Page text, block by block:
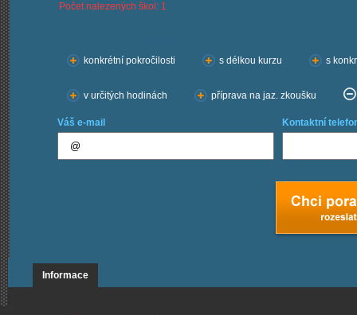
Počet nalezených škol: 1
konkrétní pokročilosti
s délkou kurzu s
v určitých hodinách příprava na jaz. zkoušku
Váš e-mail Kontaktní
Informace